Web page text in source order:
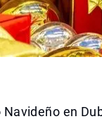
Navideño en